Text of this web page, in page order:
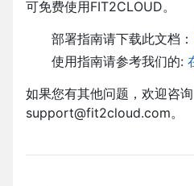
可免费使用FIT2CLOUD。
部署指南请下载此文档：
使用指南请参考我们的:
如果您有其他问题，欢迎咨询
support@fit2cloud.com。